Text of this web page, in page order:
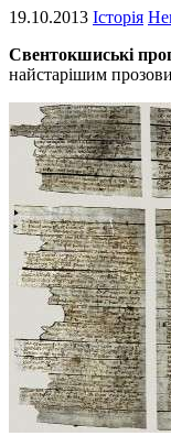
19.10.2013 Історія
Свентокшиські
найстарішим